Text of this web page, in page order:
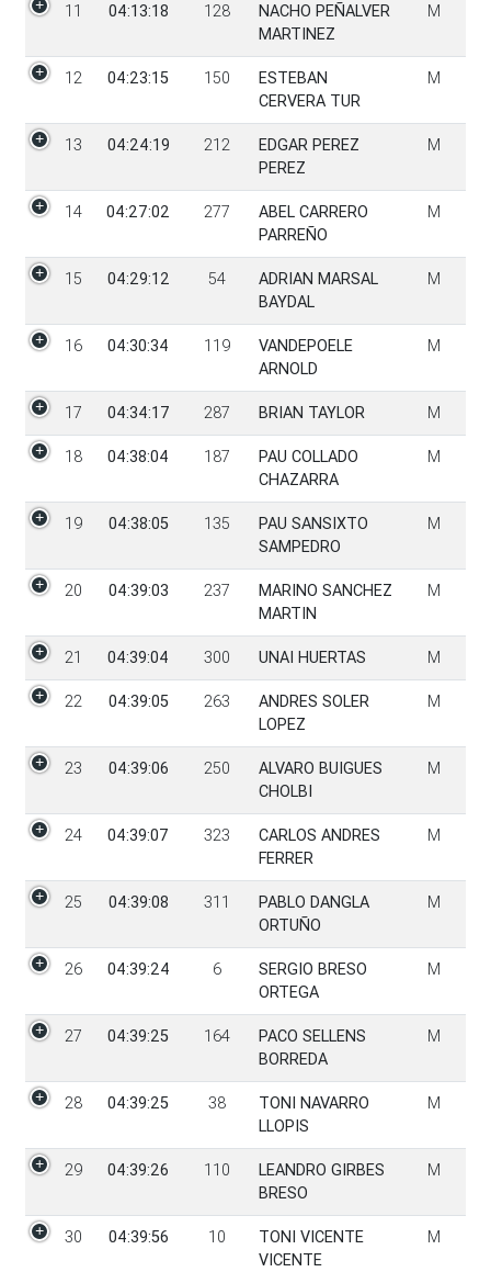
11 04:13:18 128
NACHO PEÑALVER
MARTINEZ
M
12 04:23:15 150
ESTEBAN
CERVERA TUR
M
13 04:24:19 212
EDGAR PEREZ
PEREZ
M
14 04:27:02 277
ABEL CARRERO
PARREÑO
M
15 04:29:12 54
ADRIAN MARSAL
BAYDAL
M
16 04:30:34 119
VANDEPOELE
ARNOLD
M
17 04:34:17 287 BRIAN TAYLOR M
18 04:38:04 187
PAU COLLADO
CHAZARRA
M
19 04:38:05 135
PAU SANSIXTO
SAMPEDRO
M
20 04:39:03 237
MARINO SANCHEZ
MARTIN
M
21 04:39:04 300 UNAI HUERTAS M
22 04:39:05 263
ANDRES SOLER
LOPEZ
M
23 04:39:06 250
ALVARO BUIGUES
CHOLBI
M
24 04:39:07 323
CARLOS ANDRES
FERRER
M
25 04:39:08 311
PABLO DANGLA
ORTUÑO
M
26 04:39:24 6
SERGIO BRESO
ORTEGA
M
27 04:39:25 164
PACO SELLENS
BORREDA
M
28 04:39:25 38
TONI NAVARRO
LLOPIS
M
29 04:39:26 110
LEANDRO GIRBES
BRESO
M
30 04:39:56 10
TONI VICENTE
VICENTE
M